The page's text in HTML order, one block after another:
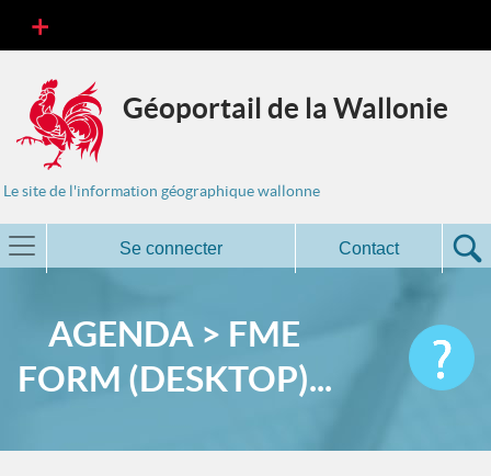
Géoportail de la Wallonie
Le site de l'information géographique wallonne
Se connecter Contact
AGENDA > FME
FORM (DESKTOP)...